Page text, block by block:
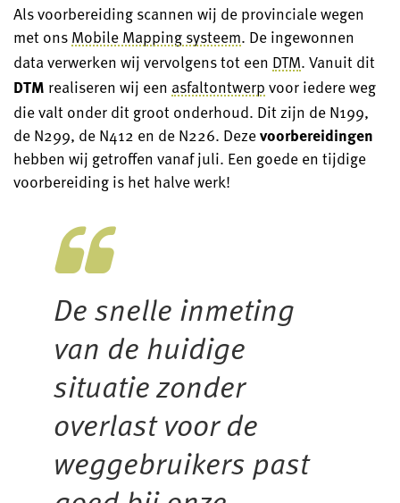
Als voorbereiding scannen wij de provinciale wegen
met onsMobile Mapping systeem. De ingewonnen
data verwerken wij vervolgens tot een DTM. Vanuit dit
DTM realiseren wij een asfaltontwerpvoor iedere weg
die valt onder dit groot onderhoud. Dit zijn de N199,
de N299, de N412 en de N226. Dezevoorbereidingen
hebben wij getroffen vanaf juli. Een goede en tijdige
voorbereiding is het halve werk!
De snelle inmeting
van de huidige
situatie zonder
overlast voor de
weggebruikers past